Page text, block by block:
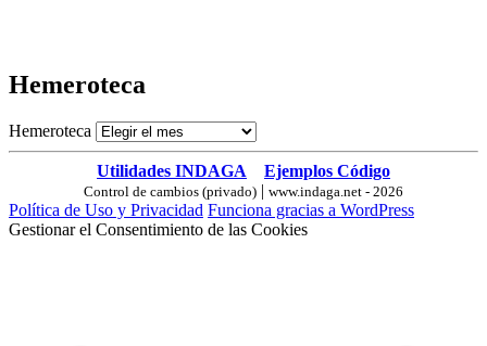
Hemeroteca
Hemeroteca
Utilidades INDAGA Ejemplos Código
Control de cambios (privado) | www.indaga.net - 2026
Política de Uso y Privacidad Funciona gracias a WordPress
Gestionar el Consentimiento de las Cookies